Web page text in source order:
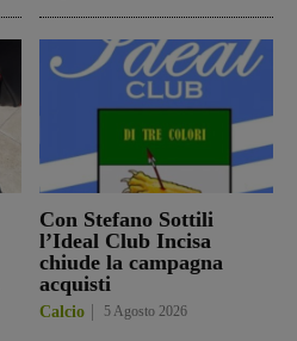
Con Stefano Sottili
l’Ideal Club Incisa
chiude la campagna
acquisti
Calcio 5 Agosto 2026